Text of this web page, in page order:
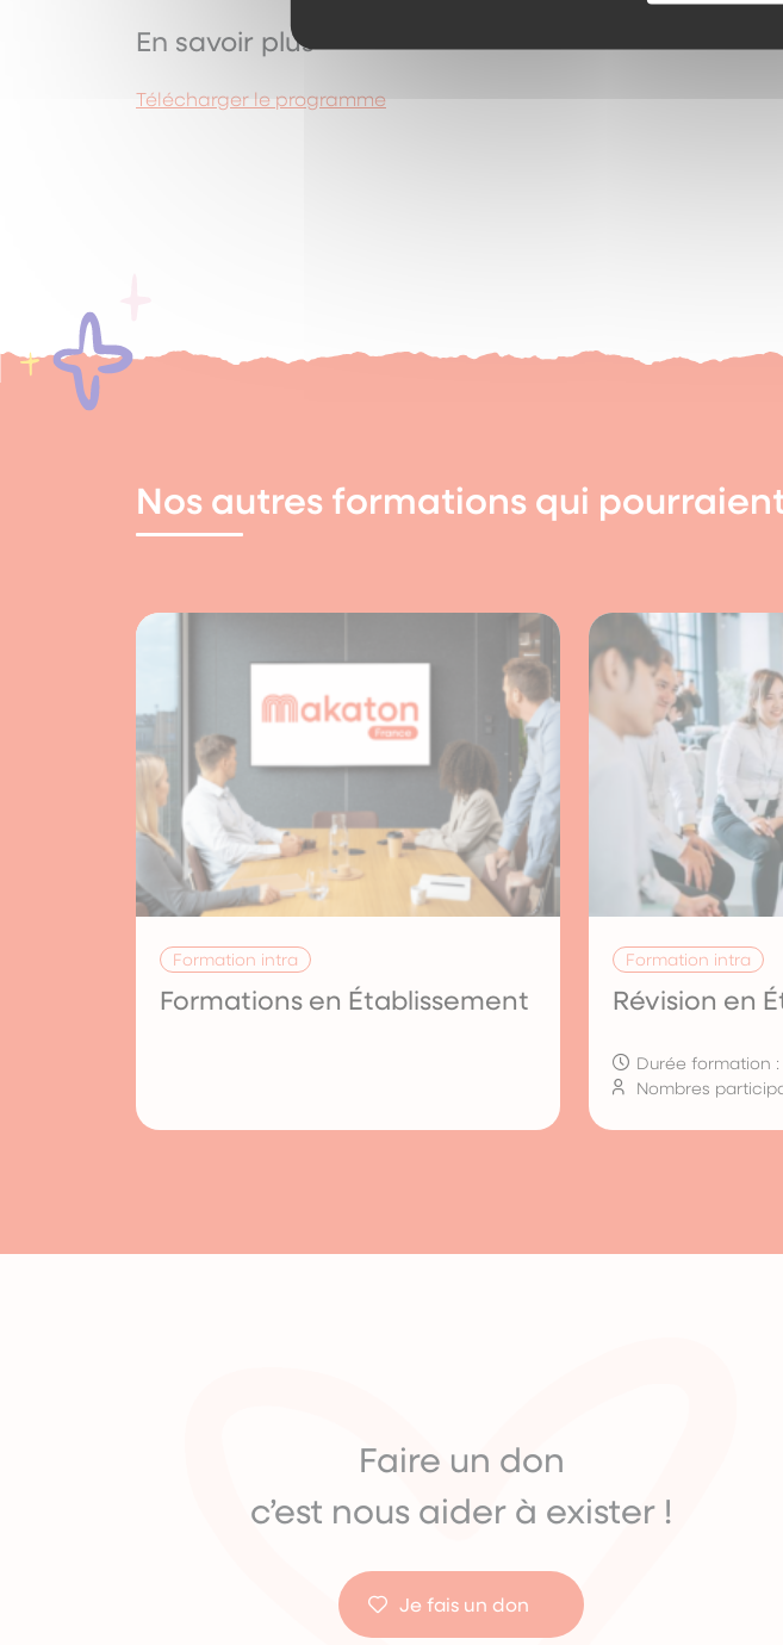
En savoir plus
Télécharger le programme
Nos autres formations qui
Formation intra
Formations en Établissement
Formation intra
Révision en
Durée formation :
Nombres
Faire un don
c’est nous aider à exister !
Je fais un don